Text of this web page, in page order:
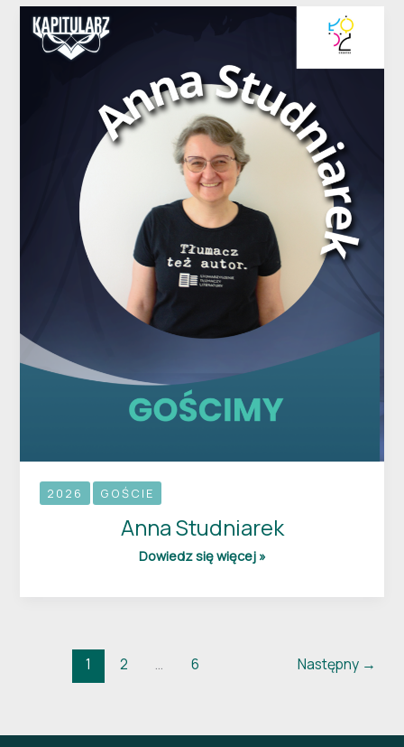
2026 GOŚCIE
Anna Studniarek
Dowiedz się więcej »
1 2 … 6 Następny →